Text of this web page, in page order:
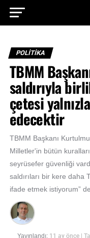
POLİTİKA
TBMM
saldırıyla
çetesi
edecektir
TBMM Başkanı
Milletler'in bütün
seyrüsefer güvenliği
saldırıları bir kere daha
ifade etmek istiyorum”
Yayınlandı: 11 ay önce
|